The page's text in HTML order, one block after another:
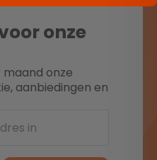
onze
maand onze
aanbiedingen en